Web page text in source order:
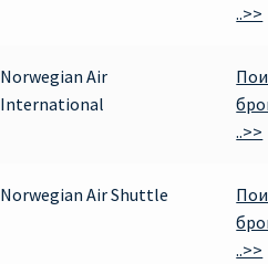
..>>
Norwegian Air
International
..>>
Norwegian Air Shuttle
..>>